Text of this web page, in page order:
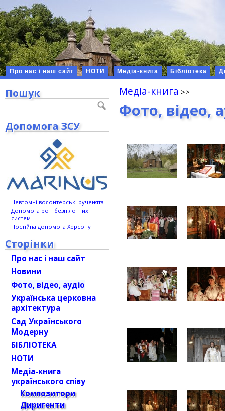
Про нас і наш сайт НОТИ Медіа-книга Бібліотека
Медіа-книга
Фото, відео,
Пошук
Допомога ЗСУ
Невтомні волонтерські рученята
Допомога роті безпілотних
систем
Постійна допомога Херсону
Сторінки
Про нас і наш сайт
Новини
Фото, відео, аудіо
Українська церковна
архітектура
Сад Українського
Модерну
БІБЛІОТЕКА
НОТИ
Медіа-книга
українського співу
Композитори
Диригенти